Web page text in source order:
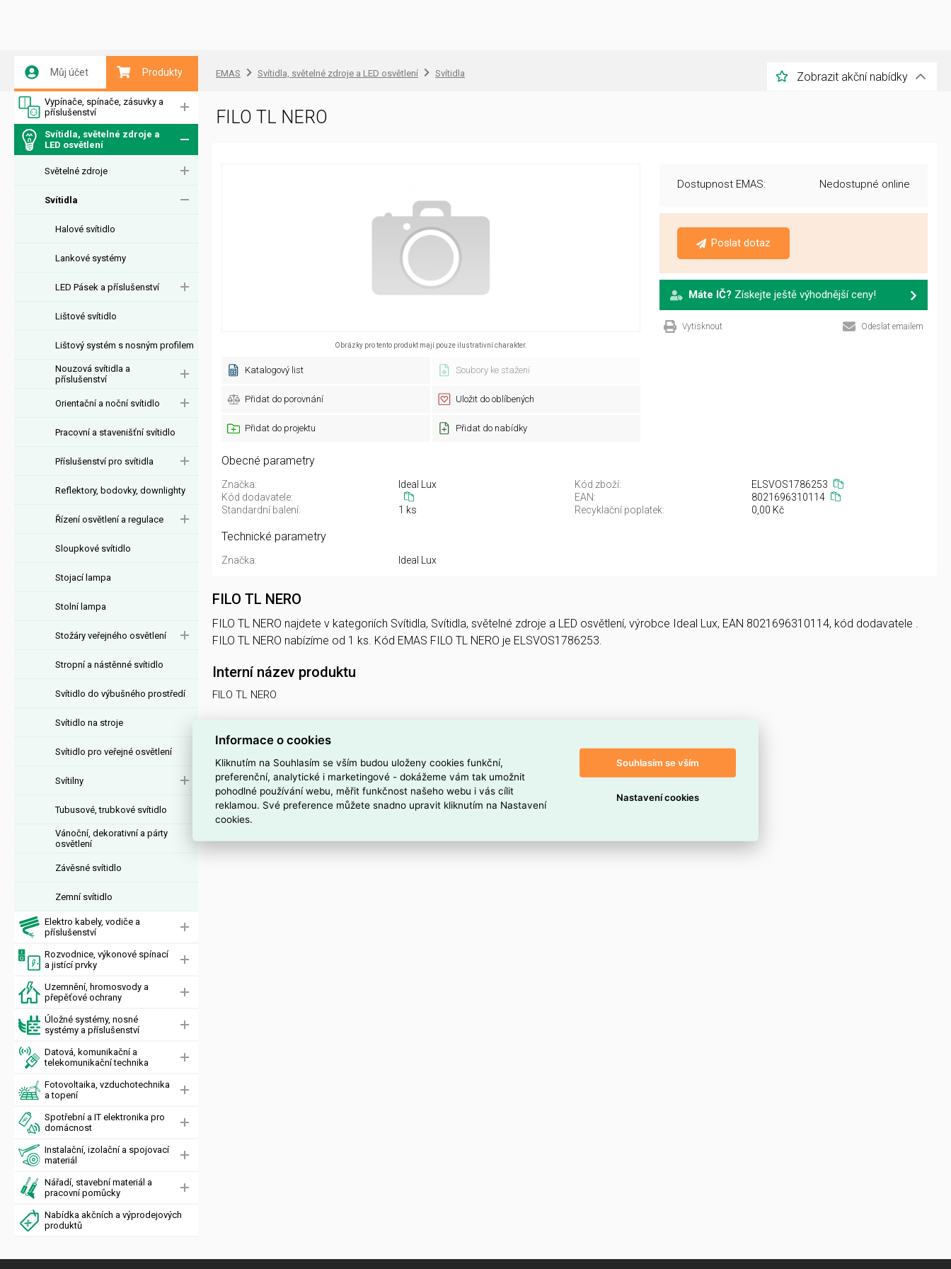
Můj účet Produkty
Vypínače, spínače, zásuvky a
příslušenství
Svítidla, světelné zdroje a
LED osvětlení
Světelné zdroje
Svítidla
Halové svítidlo
Lankové systémy
LED Pásek a příslušenství
Lištové svítidlo
Lištový systém s nosným profilem
Nouzová svítidla a
příslušenství
Orientační a noční svítidlo
Pracovní a stavenišťní svítidlo
Příslušenství pro svítidla
Reflektory, bodovky, downlighty
Řízení osvětlení a regulace
Sloupkové svítidlo
Stojací lampa
Stolní lampa
Stožáry veřejného osvětlení
Stropní a nástěnné svítidlo
Svítidlo do výbušného prostředí
Svítidlo na stroje
Svítidlo pro veřejné osvětlení
Svítilny
Tubusové, trubkové svítidlo
Vánoční, dekorativní a párty
osvětlení
Závěsné svítidlo
Zemní svítidlo
Elektro kabely, vodiče a
příslušenství
Rozvodnice, výkonové spínací
a jistící prvky
Uzemnění, hromosvody a
přepěťové ochrany
Úložné systémy, nosné
systémy a příslušenství
Datová, komunikační a
telekomunikační technika
Fotovoltaika, vzduchotechnika
a topení
Spotřební a IT elektronika pro
domácnost
Instalační, izolační a spojovací
materiál
Nářadí, stavební materiál a
pracovní pomůcky
Nabídka akčních a výprodejových
produktů
EMAS Svítidla, světelné zdroje a LED osvětlení Svítidla Zobrazit akční nabídky
FILO TL NERO
Obrázky pro tento produkt mají pouze ilustrativní charakter.
Katalogový list Soubory ke stažení
Přidat do porovnání Uložit do oblíbených
Přidat do projektu Přidat do nabídky
Dostupnost EMAS: Nedostupné online
Poslat dotaz
Máte IČ? Získejte ještě výhodnější ceny!
Vytisknout Odeslat emailem
Obecné parametry
Značka: Ideal Lux Kód zboží:
ELSVOS1786253
Kód dodavatele:
EAN:
8021696310114
Standardní balení:
1 ks Recyklační poplatek: 0,00 Kč
Technické parametry
Značka: Ideal Lux
FILO TL NERO
FILO TL NERO najdete v kategoriích Svítidla, Svítidla, světelné zdroje a LED osvětlení, výrobce Ideal Lux, EAN 8021696310114, kód dodavatele .
FILO TL NERO nabízíme od 1 ks. Kód EMAS FILO TL NERO je ELSVOS1786253.
Interní název produktu
FILO TL NERO
Informace o cookies
Kliknutím na Souhlasím se vším budou uloženy cookies funkční,
preferenční, analytické i marketingové - dokážeme vám tak umožnit
pohodlné používání webu, měřit funkčnost našeho webu i vás cílit
reklamou. Své preference můžete snadno upravit kliknutím na Nastavení
cookies.
Souhlasím se vším
Nastavení cookies